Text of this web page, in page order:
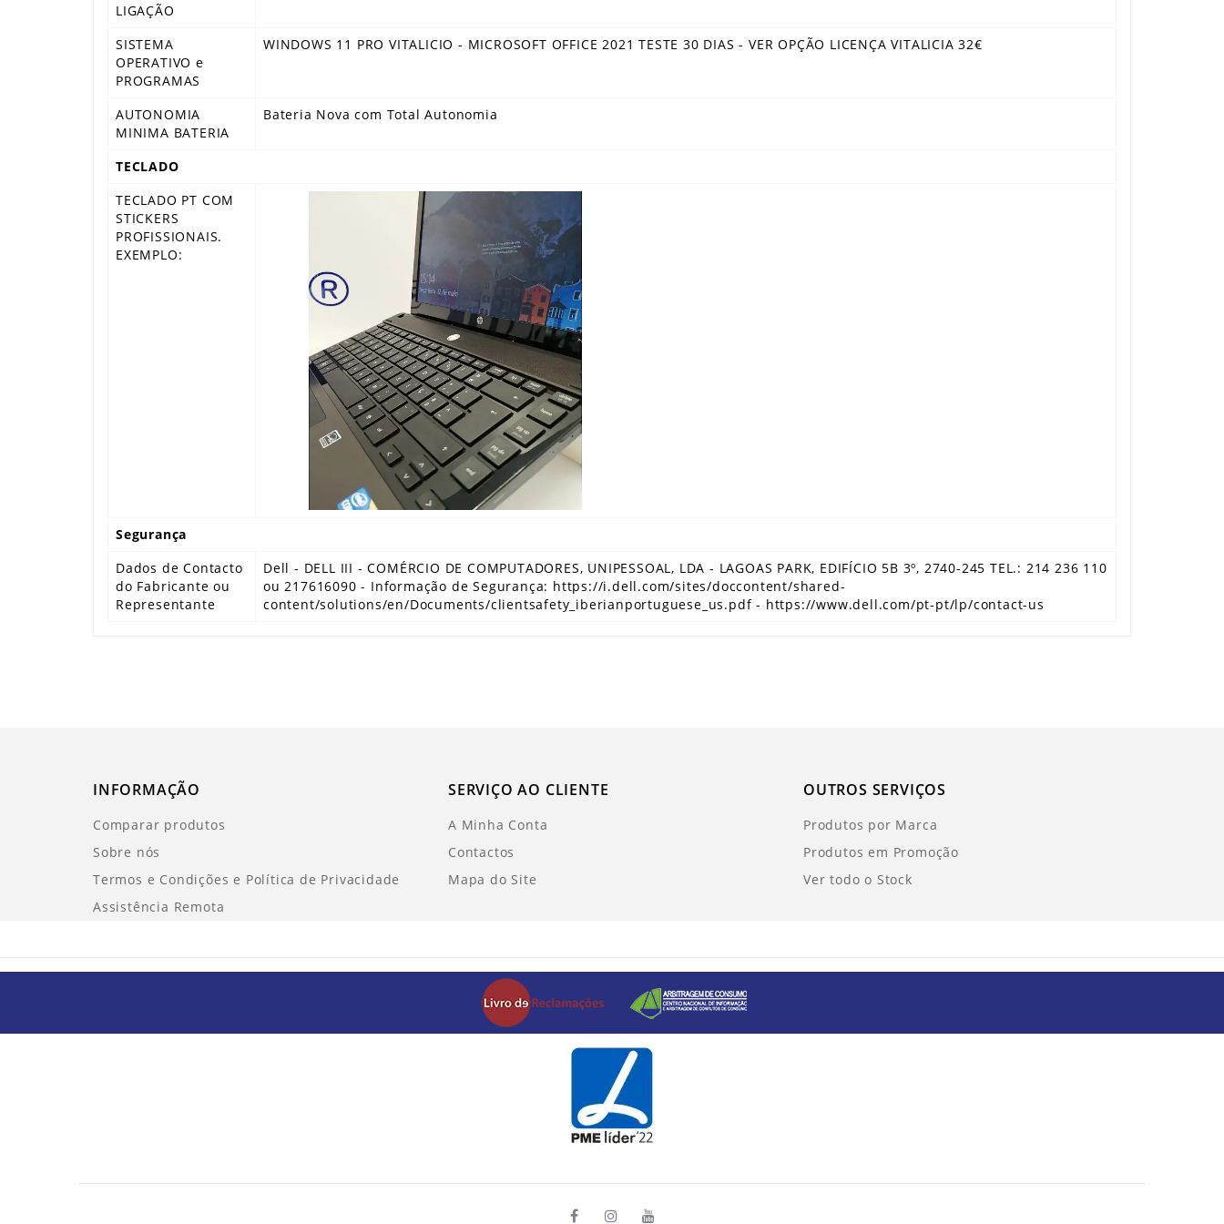
LIGAÇÃO
SISTEMA
OPERATIVO e
PROGRAMAS
WINDOWS 11 PRO VITALICIO - MICROSOFT OFFICE 2021 TESTE 30 DIAS - VER OPÇÃO LICENÇA VITALICIA 32€
AUTONOMIA
MINIMA BATERIA
Bateria Nova com Total Autonomia
TECLADO
TECLADO PT COM
STICKERS
PROFISSIONAIS.
EXEMPLO:
Segurança
Dados de Contacto
do Fabricante ou
Representante
Dell - DELL III - COMÉRCIO DE COMPUTADORES, UNIPESSOAL, LDA - LAGOAS PARK, EDIFÍCIO 5B 3º, 2740-245 TEL.: 214 236 110
ou 217616090 - Informação de Segurança: https://i.dell.com/sites/doccontent/shared-
content/solutions/en/Documents/clientsafety_iberianportuguese_us.pdf - https://www.dell.com/pt-pt/lp/contact-us
INFORMAÇÃO
Comparar produtos
Sobre nós
Termos e Condições e Política de Privacidade
Assistência Remota
SERVIÇO AO CLIENTE
A Minha Conta
Contactos
Mapa do Site
OUTROS SERVIÇOS
Produtos por Marca
Produtos em Promoção
Ver todo o Stock